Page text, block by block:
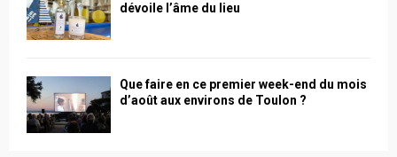
dévoile l’âme du lieu
Que faire en ce premier week-end du mois
d’août aux environs de Toulon ?